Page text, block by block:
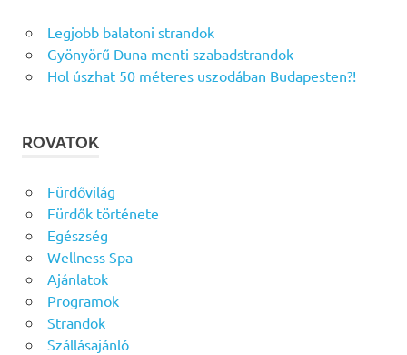
Legjobb balatoni strandok
Gyönyörű Duna menti szabadstrandok
Hol úszhat 50 méteres uszodában Budapesten?!
ROVATOK
Fürdővilág
Fürdők története
Egészség
Wellness Spa
Ajánlatok
Programok
Strandok
Szállásajánló